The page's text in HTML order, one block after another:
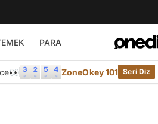
PARA
ZoneOkey 101 Seri Diz